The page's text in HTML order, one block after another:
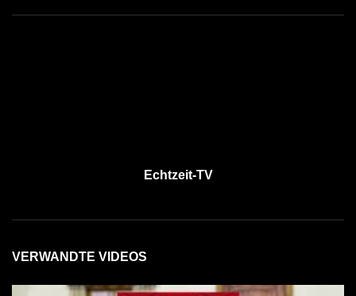
Echtzeit-TV
VERWANDTE VIDEOS